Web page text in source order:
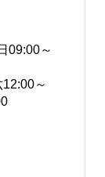
09:00～
～